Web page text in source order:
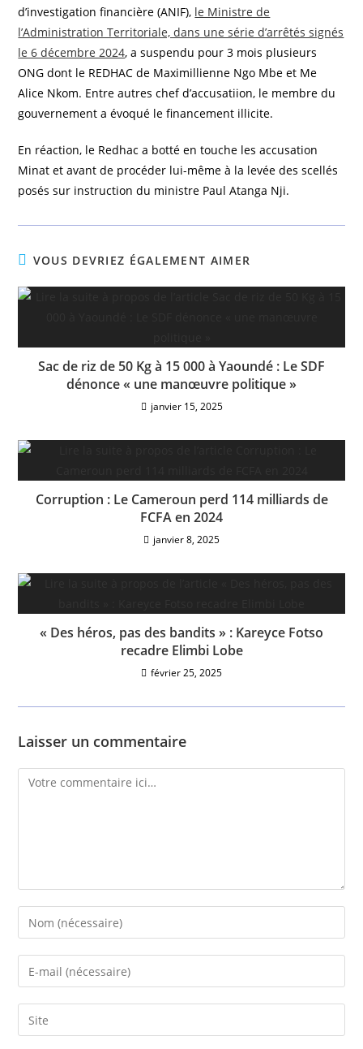
d’investigation financière (ANIF), le Ministre de
l’Administration Territoriale, dans une série d’arrêtés signés
le 6 décembre 2024, a suspendu pour 3 mois plusieurs
ONG dont le REDHAC de Maximillienne Ngo Mbe et Me
Alice Nkom. Entre autres chef d’accusatiion, le membre du
gouvernement a évoqué le financement illicite.
En réaction, le Redhac a botté en touche les accusation
Minat et avant de procéder lui-même à la levée des scellés
posés sur instruction du ministre Paul Atanga Nji.
VOUS DEVRIEZ ÉGALEMENT AIMER
Sac de riz de 50 Kg à 15 000 à Yaoundé : Le SDF
dénonce « une manœuvre politique »
janvier 15, 2025
Corruption : Le Cameroun perd 114 milliards de
FCFA en 2024
janvier 8, 2025
« Des héros, pas des bandits » : Kareyce Fotso
recadre Elimbi Lobe
février 25, 2025
Laisser un commentaire